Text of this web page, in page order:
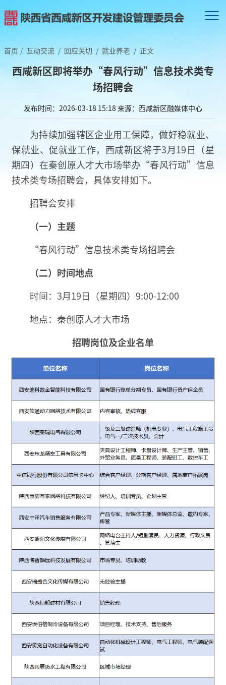
首页 / 互动交流 / 回应关切 / 就业养老 / 正文
西咸新区即将举办“春风行动”信息技术类专
场招聘会
发布时间：2026-03-18 15:18 来源：西咸新区融媒体中心
为持续加强辖区企业用工保障，做好稳就业、
保就业、促就业工作，西咸新区将于3月19日（星
期四）在秦创原人才大市场举办“春风行动”信息
技术类专场招聘会，具体安排如下。
招聘会安排
（一）主题
“春风行动”信息技术类专场招聘会
（二）时间地点
时间：3月19日（星期四）9:00-12:00
地点：秦创原人才大市场
招聘岗位及企业名单